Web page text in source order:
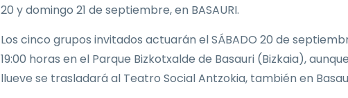
20 y domingo 21 de septiembre, en BASAURI.
Los cinco grupos invitados actuarán el SÁBADO 20 de
19:00 horas en el Parque Bizkotxalde de Basauri (Bizkaia),
llueve se trasladará al Teatro Social Antzokia, también en